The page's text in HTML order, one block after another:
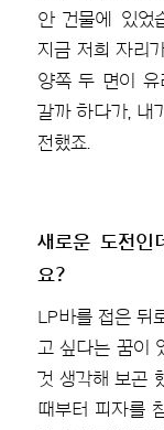
안 건물에 있었
지금 저희 자리
양쪽 두 면이
갈까 하다가, 내
전했죠.
새로운 도전인
요?
LP바를 접은 뒤
고 싶다는 꿈이
것 생각해 보곤
때부터 피자를